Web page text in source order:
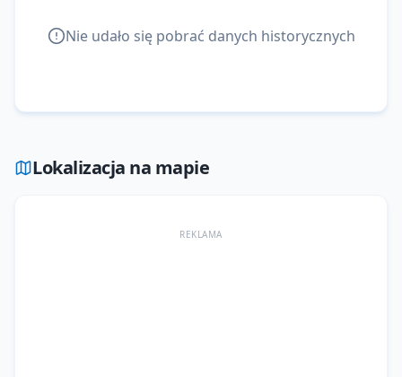
Nie udało się pobrać danych historycznych
Lokalizacja na mapie
REKLAMA